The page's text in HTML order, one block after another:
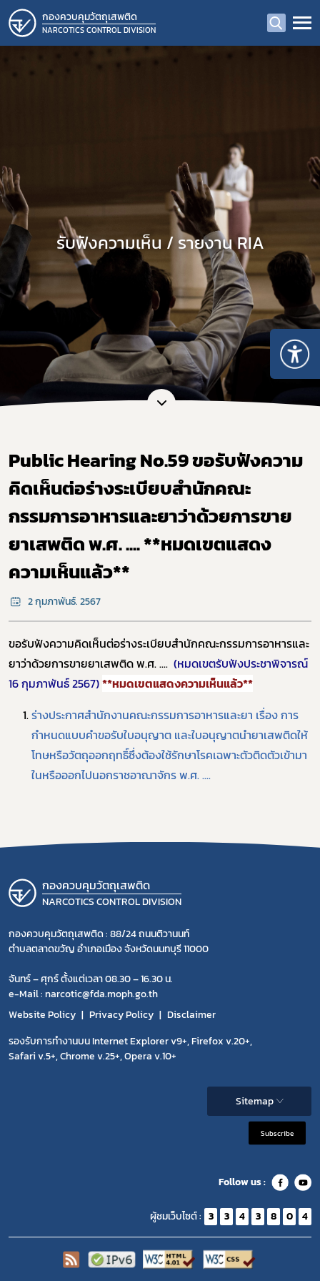
กองควบคุมวัตถุเสพติด
NARCOTICS CONTROL DIVISION
รับฟังความเห็น / รายงาน RIA
Public Hearing No.59 ขอรับฟังความ
คิดเห็นต่อร่างระเบียบสำนักคณะ
กรรมการอาหารและยาว่าด้วยการขาย
ยาเสพติด พ.ศ. .... **หมดเขตแสดง
ความเห็นแล้ว**
2 กุมภาพันธ์. 2567
ขอรับฟังความคิดเห็นต่อร่างระเบียบสำนักคณะกรรมการอาหารและ
ยาว่าด้วยการขายยาเสพติด พ.ศ. .... (หมดเขตรับฟังประชาพิจารณ์
16 กุมภาพันธ์ 2567)**หมดเขตแสดงความเห็นแล้ว**
ร่างประกาศสำนักงานคณะกรรมการอาหารและยา เรื่อง การ
กำหนดแบบคำขอรับใบอนุญาต และใบอนุญาตนำยาเสพติดให้
โทษหรือวัตถุออกฤทธิ์ซึ่งต้องใช้รักษาโรคเฉพาะตัวติดตัวเข้ามา
ในหรือออกไปนอกราชอาณาจักร พ.ศ. ....
กองควบคุมวัตถุเสพติด
NARCOTICS CONTROL DIVISION
กองควบคุมวัตถุเสพติด : 88/24 ถนนติวานนท์
ตำบลตลาดขวัญ อำเภอเมือง จังหวัดนนทบุรี 11000
จันทร์ – ศุกร์ ตั้งแต่เวลา 08.30 – 16.30 น.
e-Mail : narcotic@fda.moph.go.th
Website Policy
Privacy Policy
Disclaimer
รองรับการทำงานบน Internet Explorer v9+, Firefox v.20+,
Safari v.5+, Chrome v.25+, Opera v.10+
Sitemap
Subscribe
Follow us :
ผู้ชมเว็บไซต์ : 3 3 4 3 8 0 4
Subscribe
เลือกหัวข้อที่ท่านต้องการ Subscribe
กฎหมาย
การขออนุญาต